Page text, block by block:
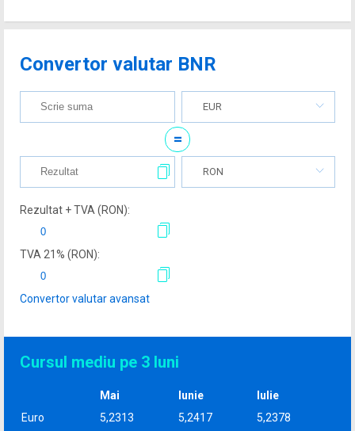
Convertor valutar BNR
EUR
=
RON
Rezultat + TVA (RON):
TVA 21% (RON):
Convertor valutar avansat
Cursul mediu pe 3 luni
Mai Iunie
Iulie
Euro
5,2313 5,2417
5,2378